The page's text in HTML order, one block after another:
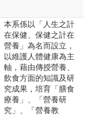
本系係以「人生之計
在保健、保健之計在
營養」為名而設立，
以維護人體健康為主
軸，藉由傳授營養、
飲食方面的知識及研
究成果，培育「膳食
療養」、「營養研
究」、「營養教